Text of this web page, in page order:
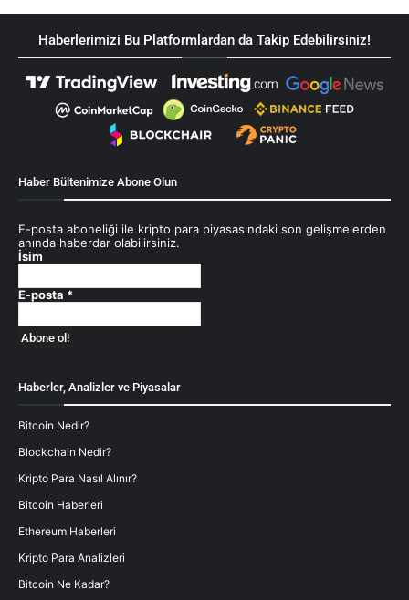
Haberlerimizi Bu Platformlardan da Takip Edebilirsiniz!
Haber Bültenimize Abone Olun
E-posta aboneliği ile kripto para piyasasındaki son gelişmelerden
anında haberdar olabilirsiniz.
İsim
E-posta *
Haberler, Analizler ve Piyasalar
Bitcoin Nedir?
Blockchain Nedir?
Kripto Para Nasıl Alınır?
Bitcoin Haberleri
Ethereum Haberleri
Kripto Para Analizleri
Bitcoin Ne Kadar?